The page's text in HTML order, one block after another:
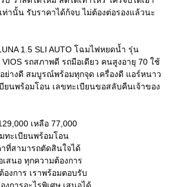
1.5 SLI AUTO โฉมไฟหยดน้ำ รุ่น
รถสภาพดี รถมือเดียว คนสูงอายุ 70 ใช้
ย่างดี สมบูรณ์พร้อมทุกจุด เครื่องดี แอร์หนาว
นพร้อมโอน เลขทะเบียนขอสลับคืนเจ้าของ
เหลือ 77,000
ทะเบียนพร้อมโอน
ที่สามารถตัดสินใจได้
สนอ ทุกความต้องการ
งการ เราพร้อมตอบรับ